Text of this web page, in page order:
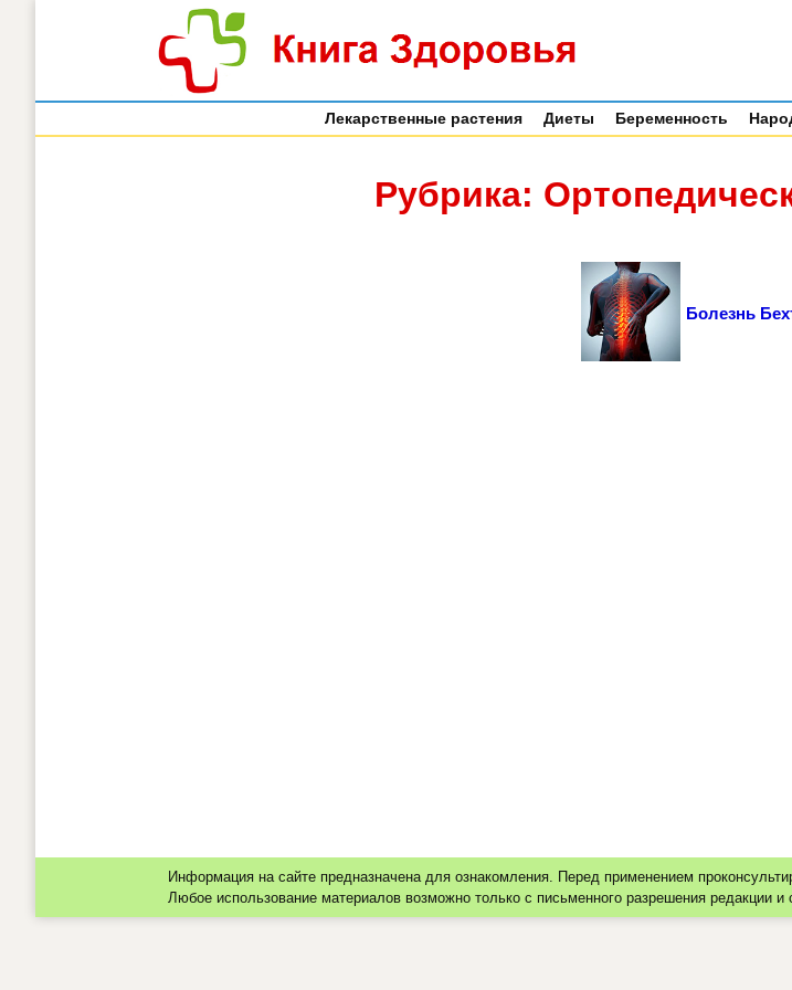
Лекарственные растения Диеты Беременность
Рубрика:
Болезнь
Информация на сайте предназначена для ознакомления. Перед применением
Любое использование материалов возможно только с письменного разрешения редакции